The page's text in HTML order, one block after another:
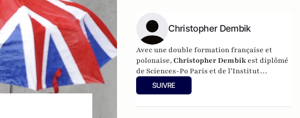
Christopher Dembik
Avec une double formation française et
polonaise,Christopher Dembik est diplômé
de Sciences-Po Paris et de l’Institut
d’Economie de l’Académie des Sciences
polonaise. Il a vécu cinq ans à l’étranger, en
SUIVRE